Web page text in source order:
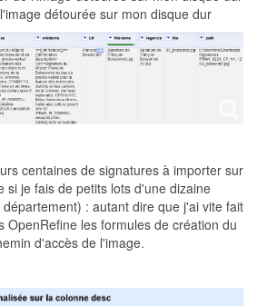
détourée sur mon disque dur
centaines de signatures à importer sur
si je fais de petits lots d'une dizaine
: autant dire que j'ai vite fait
OpenRefine les formules de création du
d'accès de l'image.